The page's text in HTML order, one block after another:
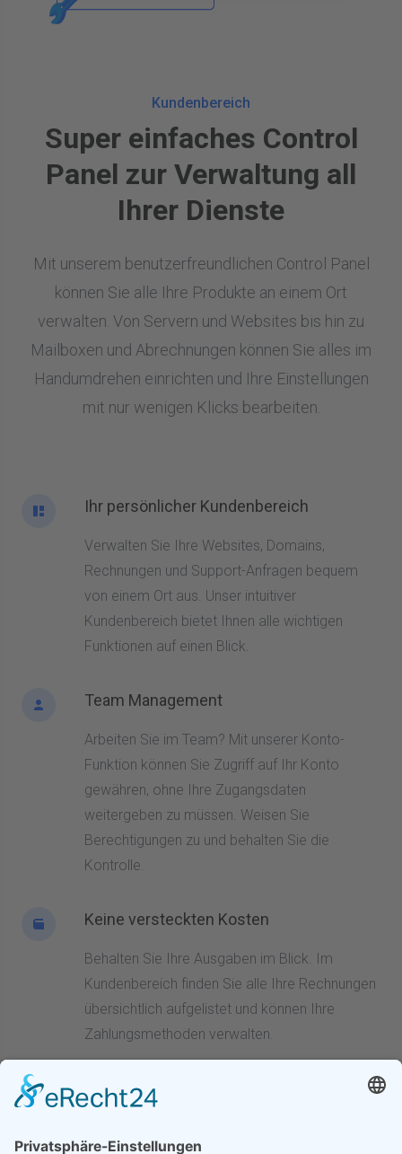
Kundenbereich
Super einfaches Control
Panel zur Verwaltung all
Ihrer Dienste
Mit unserem benutzerfreundlichen Control Panel
können Sie alle Ihre Produkte an einem Ort
verwalten. Von Servern und Websites bis hin zu
Mailboxen und Abrechnungen können Sie alles im
Handumdrehen einrichten und Ihre Einstellungen
mit nur wenigen Klicks bearbeiten.
Ihr persönlicher Kundenbereich
Verwalten Sie Ihre Websites, Domains,
Rechnungen und Support-Anfragen bequem
von einem Ort aus. Unser intuitiver
Kundenbereich bietet Ihnen alle wichtigen
Funktionen auf einen Blick.
Team Management
Arbeiten Sie im Team? Mit unserer Konto-
Funktion können Sie Zugriff auf Ihr Konto
gewähren, ohne Ihre Zugangsdaten
weitergeben zu müssen. Weisen Sie
Berechtigungen zu und behalten Sie die
Kontrolle.
Keine versteckten Kosten
Behalten Sie Ihre Ausgaben im Blick. Im
Kundenbereich finden Sie alle Ihre Rechnungen
übersichtlich aufgelistet und können Ihre
Zahlungsmethoden verwalten.